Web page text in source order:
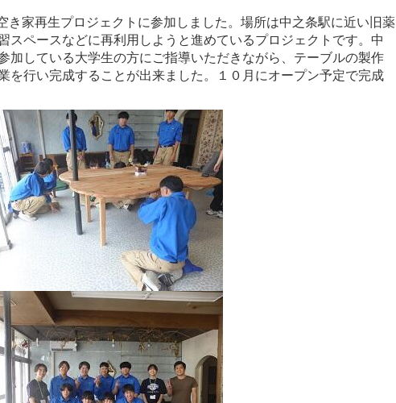
家再生プロジェクトに参加しました。場所は中之条駅に近い旧薬
スペースなどに再利用しようと進めているプロジェクトです。中
加している大学生の方にご指導いただきながら、テーブルの製作
を行い完成することが出来ました。１０月にオープン予定で完成